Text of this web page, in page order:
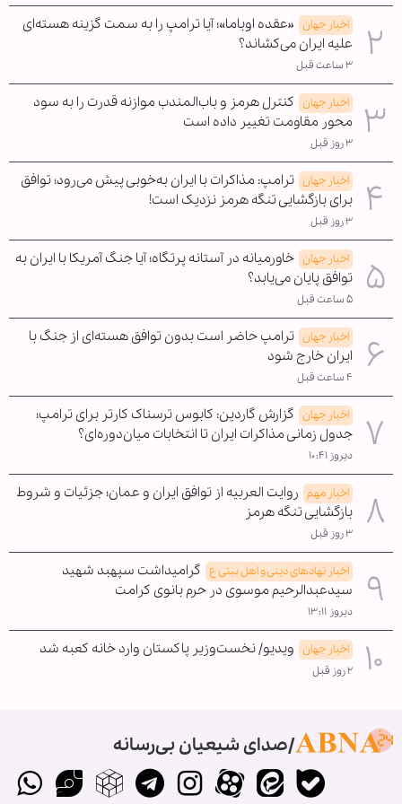
اخبار جهان «عقده اوباما»؛ آیا ترامپ را به سمت گزینه هسته‌ای
علیه ایران می‌کشاند؟
۳ ساعت قبل
اخبار جهان کنترل هرمز و باب‌المندب موازنه قدرت را به سود
محور مقاومت تغییر داده است
۳ روز قبل
اخبار جهان ترامپ: مذاکرات با ایران به‌خوبی پیش می‌رود؛ توافق
برای بازگشایی تنگه هرمز نزدیک است!
۳ روز قبل
اخبار جهان خاورمیانه در آستانه پرتگاه؛ آیا جنگ آمریکا با ایران به
توافق پایان می‌یابد؟
۵ ساعت قبل
اخبار جهان ترامپ حاضر است بدون توافق هسته‌ای از جنگ با
ایران خارج شود
۴ ساعت قبل
اخبار جهان گزارش گاردین: کابوس ترسناک کارتر برای ترامپ؛
جدول زمانی مذاکرات ایران تا انتخابات میان‌دوره‌ای؟
دیروز ۱۰:۴۱
اخبار مهم روایت العربیه از توافق ایران و عمان؛ جزئیات و شروط
بازگشایی تنگه هرمز
۳ روز قبل
اخبار نهادهای دینی و اهل بیتی ع گرامیداشت سپهبد شهید
سیدعبدالرحیم موسوی در حرم بانوی کرامت
دیروز ۱۳:۱۱
اخبار جهان ویدیو/ نخست‌وزیر پاکستان وارد خانه کعبه شد
۲ روز قبل
صدای شیعیان بی‌رسانه